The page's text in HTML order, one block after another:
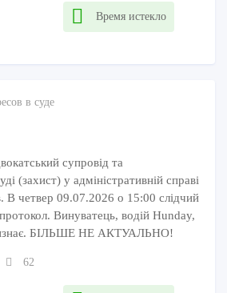
Время истекло
в суде
супровід та
(захист) у адміністративній справі
четвер 09.07.2026 о 15:00 слідчий
Винуватець, водій Hunday,
БІЛЬШЕ НЕ АКТУАЛЬНО!
62